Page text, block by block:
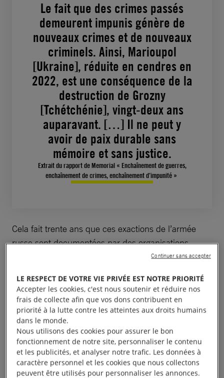
Le fait que des crimes passés
demeurent impunis génère de
nouveaux crimes et de nouveaux
criminels. Ainsi, Marioupol
[Ukraine], réduite en cendres en
2022, est une conséquence de la
destruction de Grozny
[Tchétchénie], vingt-deux ans
auparavant. […] Il ne peut y
avoir de paix durable sans
mémoire et sans justice.
Extrait du rapport de Memorial « Enchaînement de guerres,
enchaînement de crimes, enchaînement d’impunité »
Cela fait trente ans que ces exactions de l’armée
russe sont documentées par des organisations
comme la nôtre, d’autres défenseur·es des droits
photographes qui capturent les atrocités subies par
les populations civiles.
L’exposition initiée par l’ONG Mémorial présente des
œuvres des photographes russes Vladimir Mashatin,
Oleg Klimov et Dmitri Beliakov, qui ont documenté
les conflits armés en Tchétchénie et en Syrie ; de
LE RESPECT DE VOTRE VIE PRIVÉE EST NOTRE PRIORITÉ
Accepter les cookies, c'est nous soutenir et réduire nos
frais de collecte afin que vos dons contribuent en
priorité à la lutte contre les atteintes aux droits humains
dans le monde.
Nous utilisons des cookies pour assurer le bon
fonctionnement de notre site, personnaliser le contenu
et les publicités, et analyser notre trafic. Les données à
caractère personnel et les cookies que nous collectons
peuvent être utilisés pour personnaliser les annonces.
Continuer sans accepter